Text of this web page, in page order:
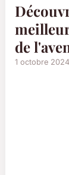
de
1 octobre 2024